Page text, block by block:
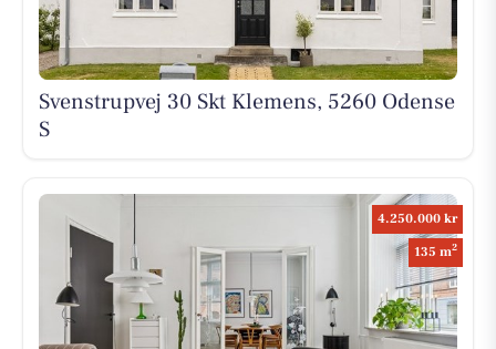
Svenstrupvej 30 Skt Klemens, 5260 Odense
S
4.250.000 kr
135 m2